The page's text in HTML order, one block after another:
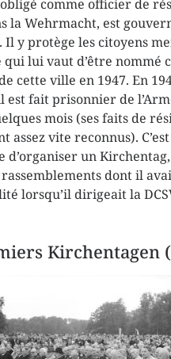
comme officier de
la Wehrmacht, est
Il y protège les citoyens
qui lui vaut d’être nommé
cette ville en 1947. En
est fait prisonnier de
mois (ses faits de
assez vite reconnus).
d’organiser un
dont il
lorsqu’il dirigeait la
Kirchentagen